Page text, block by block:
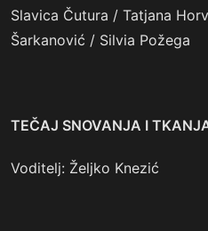
Slavica Čutura / Tatjana
Šarkanović / Silvia Požega
TEČAJ SNOVANJA I
Voditelj: Željko Knezić